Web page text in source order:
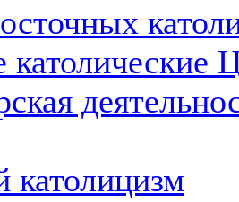
католические
католицизм